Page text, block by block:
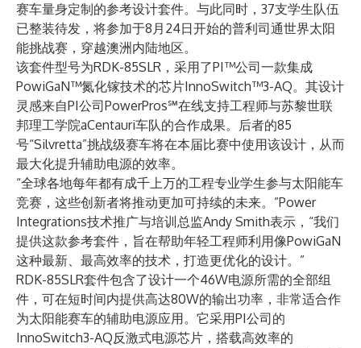
赛车量身定制的参考设计套件。与此同时，37支学生队伍
已整装待发，将参加于8月24日开始的普利司通世界太阳
能挑战赛 ，穿越澳洲内陆地区。
该套件型号为RDK-85SLR，采用了PI™公司一款集成
PowiGaN™氮化镓技术的芯片InnoSwitch™3-AQ。其设计
灵感来自PI公司PowerPros℠在线支持工程师与苏黎世联
邦理工学院aCentauri车队的合作成果。后者的85
号“Silvretta”挑战级赛车将在本届比赛中使用该设计，从而
最大化提升辅助电源的效率。
“全球各地每年都有成千上万的工程专业学生参与太阳能车
竞赛 ，这些创新者将推动更加可持续的未来。”Power
Integrations技术推广与培训总监Andy Smith表示，“我们
提供这款参考套件，旨在帮助年轻工程师利用像PowiGaN
这种最新、最高效率的技术，打造更优化的设计。”
RDK-85SLR套件包含了设计一个46W电源所需的全部组
件，可在短时间内提供高达80W的输出功率，非常适合作
为太阳能赛车的辅助电源应用。它采用PI公司的
InnoSwitch3-AQ反激式电源芯片，搭载高效率的